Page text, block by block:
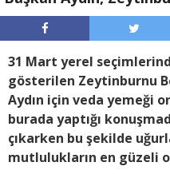
31 Mart yerel
gösterilen Zeytinburnu
Aydın için veda yemeği
burada yaptığı
çıkarken bu şekilde
mutlulukların en güzeli